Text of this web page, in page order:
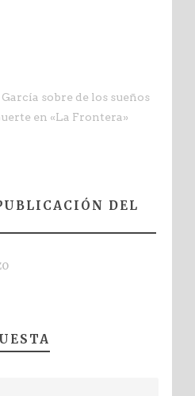
sobre de los sueños
en «La Frontera»
DEL